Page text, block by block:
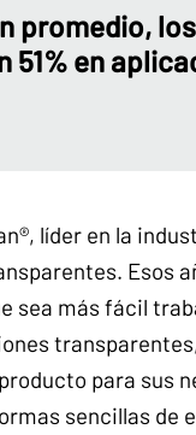
promedio,
51% en
líder en la
Esos
sea más fácil
para sus
sencillas